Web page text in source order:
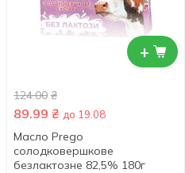
+
124.00 ₴
89.99 ₴ до 19.08
Масло Prego
солодковершкове
безлактозне 82,5% 180г